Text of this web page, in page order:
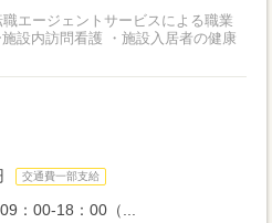
エージェントサービスによる職業
設内訪問看護 ・施設入居者の健康
交通費一部支給
：00-18：00（...